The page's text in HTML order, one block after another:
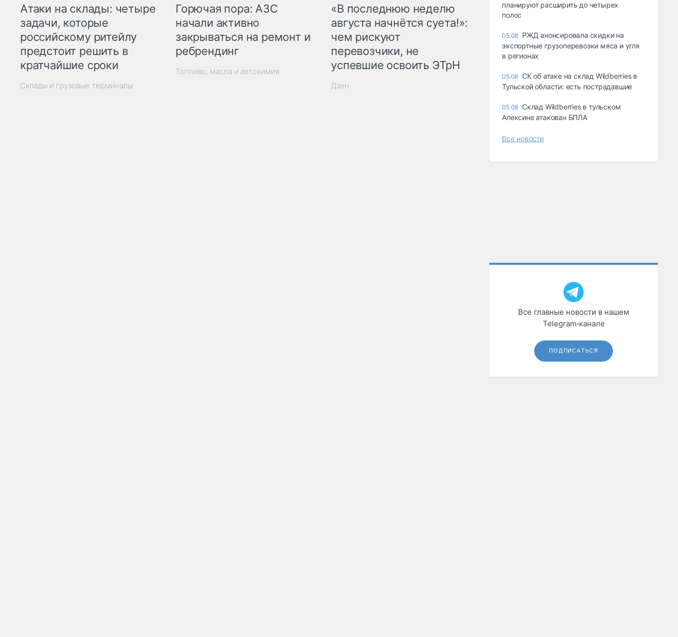
Атаки на склады: четыре
задачи, которые
российскому ритейлу
предстоит решить в
кратчайшие сроки
Склады и грузовые терминалы
Горючая пора: АЗС
начали активно
закрываться на ремонт и
ребрендинг
Топливо, масла и автохимия
«В последнюю неделю
августа начнётся суета!»:
чем рискуют
перевозчики, не
успевшие освоить ЭТрН
Дзен
планируют расширить до четырех
полос
05.08 РЖД анонсировала скидки на
экспортные грузоперевозки мяса и угля
в регионах
05.08 СК об атаке на склад Wildberries в
Тульской области: есть пострадавшие
05.08 Склад Wildberries в тульском
Алексине атакован БПЛА
Все новости
Все главные новости в нашем
Telegram‑канале
ПОДПИСАТЬСЯ